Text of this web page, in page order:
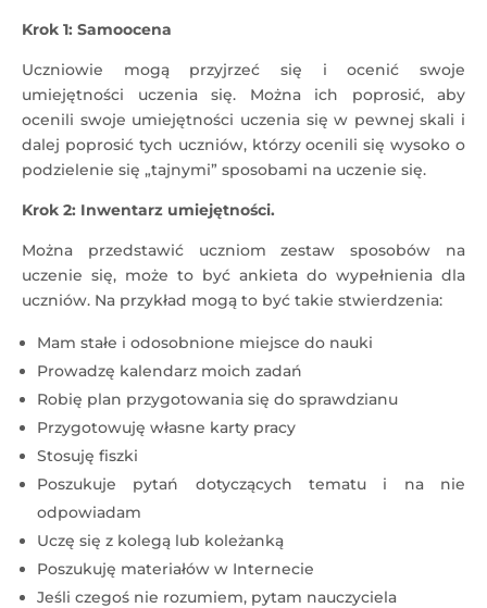
Krok 1: Samoocena
Uczniowie mogą przyjrzeć się i ocenić swoje
umiejętności uczenia się. Można ich poprosić, aby
ocenili swoje umiejętności uczenia się w pewnej skali i
dalej poprosić tych uczniów, którzy ocenili się wysoko o
podzielenie się „tajnymi” sposobami na uczenie się.
Krok 2: Inwentarz umiejętności.
Można przedstawić uczniom zestaw sposobów na
uczenie się, może to być ankieta do wypełnienia dla
uczniów. Na przykład mogą to być takie stwierdzenia:
Mam stałe i odosobnione miejsce do nauki
Prowadzę kalendarz moich zadań
Robię plan przygotowania się do sprawdzianu
Przygotowuję własne karty pracy
Stosuję fiszki
Poszukuje pytań dotyczących tematu i na nie
odpowiadam
Uczę się z kolegą lub koleżanką
Poszukuję materiałów w Internecie
Jeśli czegoś nie rozumiem, pytam nauczyciela